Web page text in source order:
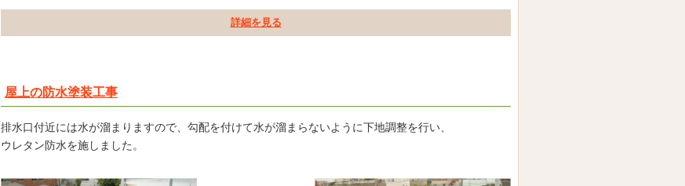
詳細を見る
屋上の防水塗装工事
排水口付近には水が溜まりますので、勾配を付けて水が溜まらないように下地調整を行い、
ウレタン防水を施しました。